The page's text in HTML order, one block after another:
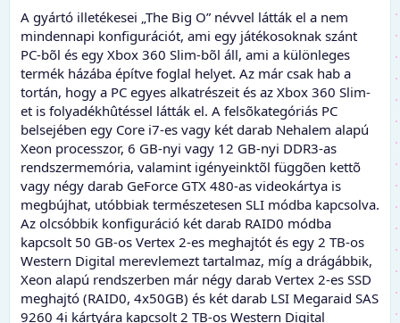
A gyártó illetékesei „The Big O” névvel látták el a nem
mindennapi konfigurációt, ami egy játékosoknak szánt
PC-bõl és egy Xbox 360 Slim-bõl áll, ami a különleges
termék házába építve foglal helyet. Az már csak hab a
tortán, hogy a PC egyes alkatrészeit és az Xbox 360 Slim-
et is folyadékhûtéssel látták el. A felsõkategóriás PC
belsejében egy Core i7-es vagy két darab Nehalem alapú
Xeon processzor, 6 GB-nyi vagy 12 GB-nyi DDR3-as
rendszermemória, valamint igényeinktõl függõen kettõ
vagy négy darab GeForce GTX 480-as videokártya is
megbújhat, utóbbiak természetesen SLI módba kapcsolva.
Az olcsóbbik konfiguráció két darab RAID0 módba
kapcsolt 50 GB-os Vertex 2-es meghajtót és egy 2 TB-os
Western Digital merevlemezt tartalmaz, míg a drágábbik,
Xeon alapú rendszerben már négy darab Vertex 2-es SSD
meghajtó (RAID0, 4x50GB) és két darab LSI Megaraid SAS
9260 4i kártyára kapcsolt 2 TB-os Western Digital